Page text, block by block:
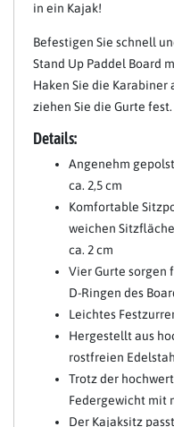
in ein Kajak!
Befestigen Sie schnell
Stand Up Paddel Board
Haken Sie die Karabiner
ziehen Sie die Gurte fest.
Details:
Angenehm
ca. 2,5 cm
Komfortable
weichen
ca. 2 cm
Vier Gurte sorgen
D-Ringen des
Leichtes
Hergestellt aus
rostfreien
Trotz der
Federgewicht mit
Der Kajaksitz